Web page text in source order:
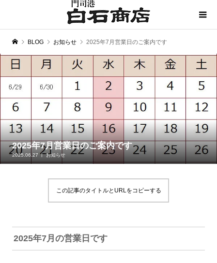
BLOG お知らせ 2025年7月営業日のご案内です
2025年7月営業日のご案内です
2025.06.27 お知らせ
この記事のタイトルとURLをコピーする
2025年7月の営業日です